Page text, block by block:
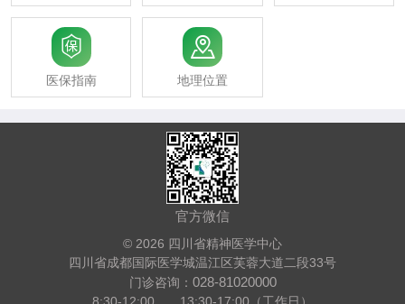

医保指南

地理位置
官方微信
© 2026 四川省精神医学中心
四川省成都国际医学城温江区芙蓉大道二段33号
门诊咨询： 028-81020000